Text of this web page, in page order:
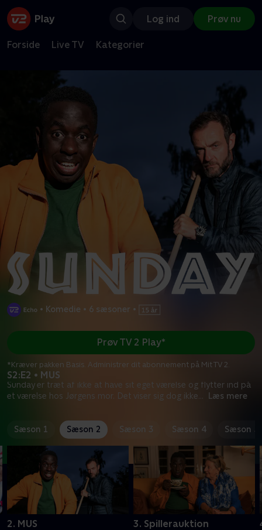
Log ind Prøv nu
Forside Live TV Kategorier
• Komedie • 6 sæsoner •
S2:E2 • MUS
Sunday er træt af ikke at have sit eget værelse og flytter ind på
et værelse hos Jørgens mor. Det viser sig dog ikke
Læs mere
Prøv TV 2 Play*
*Kræver pakken Basis. Administrer dit abonnement på Mit TV 2.
Sæson 1 Sæson 2 Sæson 3 Sæson 4 Sæson 5
2. MUS 3. Spillerauktion